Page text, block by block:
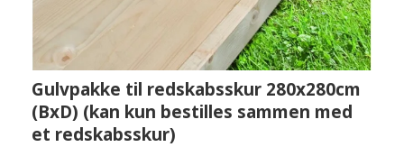
Gulvpakke til redskabsskur 280x280cm
(BxD) (kan kun bestilles sammen med
et redskabsskur)